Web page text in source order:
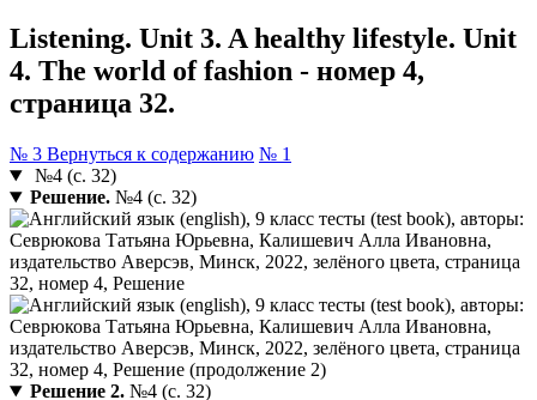
Listening. Unit 3. A healthy lifestyle. Unit
4. The world of fashion - номер 4,
страница 32.
№ 3 Вернуться к содержанию № 1
№4 (с. 32)
Решение.№4 (с. 32)
Решение 2.№4 (с. 32)